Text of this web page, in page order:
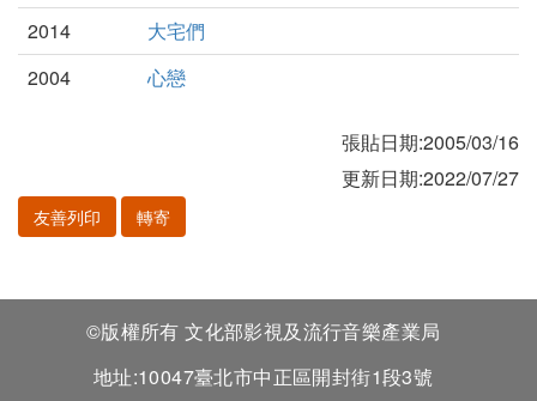
2014
大宅們
2004
心戀
張貼日期:2005/03/16
更新日期:2022/07/27
友善列印 轉寄
©版權所有 文化部影視及流行音樂產業局
地址:10047臺北市中正區開封街1段3號